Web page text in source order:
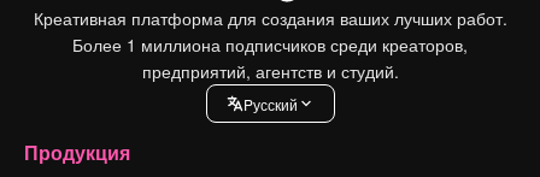
Креативная платформа для создания ваших лучших работ.
Более 1 миллиона подписчиков среди креаторов,
предприятий, агентств и студий.
Pусский
Продукция